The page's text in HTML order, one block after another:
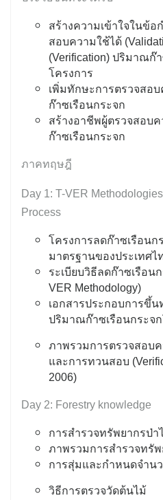
สร้างความเข้าใจในข้
สอบความใช้ได้
(Verification) ปริมาณก๊
โครงการ
เพิ่มทักษะการตรวจสอ
ก๊าซเรือนกระจก
สร้างอาชีพผู้ตรวจสอบ
ก๊าซเรือนกระจก
ภาคทฤษฎี
Day 1: T-VER
Process
โครงการลดก๊าซเรือน
มาตรฐานของประเทศไ
ระเบียบวิธีลดก๊าซเรือน
VER Methodology)
เอกสารประกอบการขึ้น
ปริมาณก๊าซเรือนกระจก
ภาพรวมการตรวจสอบค
และการทวนสอบ
2006)
Day 2: Forestry knowledge
การสำรวจทรัพยากรป่า
ภาพรวมการสำรวจทรัพ
การสุ่มและกำหนดจำน
วิธีการตรวจวัดต้นไม้